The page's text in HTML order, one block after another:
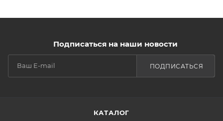
Подписаться на наши новости
ПОДПИСАТЬСЯ
КАТАЛОГ